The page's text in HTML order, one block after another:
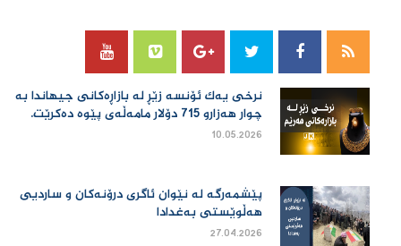
نرخی یەك ئۆنسە زێڕ لە بازاڕەكانی جیهاندا بە
چوار هەزارو 715 دۆلار مامەڵەی پێوە دەكرێت.
10.05.2026
پێشمەرگە لە نێوان ئاگری درۆنەکان و ساردیی
هەڵوێستی بەغدادا
27.04.2026